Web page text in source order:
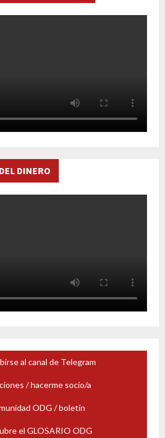
DINERO
al canal de Telegram
/ hacerme socio/a
ODG / boletín
el GLOSARIO ODG